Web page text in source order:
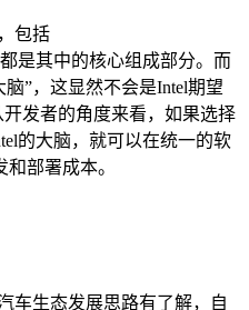
包括
是其中的核心组成部分。而
脑”，这显然不会是Intel期望
发者的角度来看，如果选择
的大脑，就可以在统一的软
部署成本。
车生态发展思路有了解，自